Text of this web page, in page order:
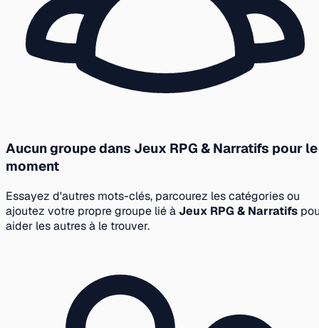
Aucun groupe dans Jeux RPG & Narratifs pour le
moment
Essayez d'autres mots-clés, parcourez les catégories ou
ajoutez votre propre groupe lié àJeux RPG & Narratifs
aider les autres à le trouver.